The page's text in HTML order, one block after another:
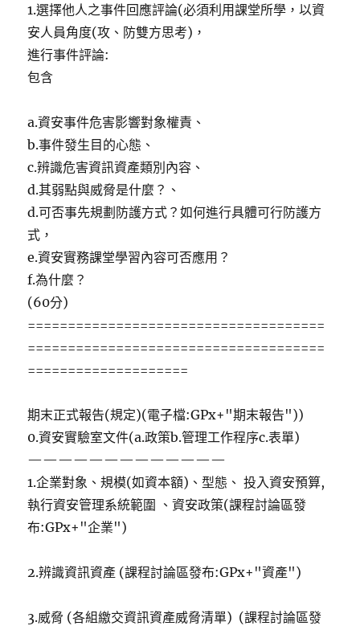
1.選擇他人之事件回應評論(必須利用課堂所學，以資
安人員角度(攻、防雙方思考)，
進行事件評論:
包含
a.資安事件危害影響對象權責、
b.事件發生目的心態、
c.辨識危害資訊資產類別內容、
d.其弱點與威脅是什麼？、
d.可否事先規劃防護方式？如何進行具體可行防護方
式，
e.資安實務課堂學習內容可否應用？
f.為什麼？
(60分)
=====================================
=====================================
====================
期末正式報告(規定)(電子檔:GPx+"期末報告"))
0.資安實驗室文件(a.政策b.管理工作程序c.表單)
—————————————
1.企業對象、規模(如資本額)、型態、 投入資安預算,
執行資安管理系統範圍 、資安政策(課程討論區發
布:GPx+"企業")
2.辨識資訊資產 (課程討論區發布:GPx+"資產")
3.威脅 (各組繳交資訊資產威脅清單) (課程討論區發